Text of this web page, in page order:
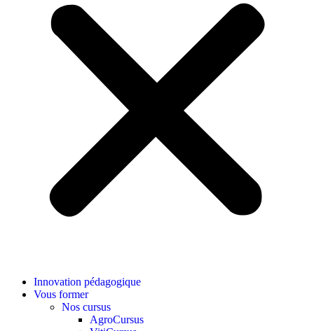
Innovation pédagogique
Vous former
Nos cursus
AgroCursus